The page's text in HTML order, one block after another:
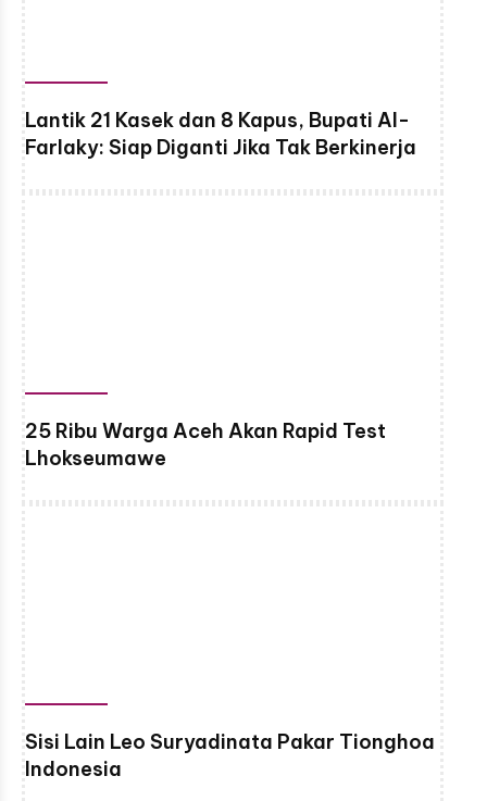
Lantik 21 Kasek dan 8 Kapus, Bupati Al-
Farlaky: Siap Diganti Jika Tak Berkinerja
25 Ribu Warga Aceh Akan Rapid Test
Lhokseumawe
Sisi Lain Leo Suryadinata Pakar Tionghoa
Indonesia